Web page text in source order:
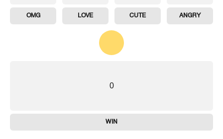
ANGRY
CUTE
LOVE
OMG
0
WIN